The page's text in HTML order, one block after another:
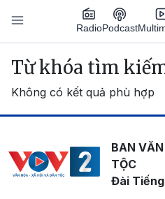
Nhảy đến nội dung
RadioPodcast
Main navigation
Từ khóa tìm
Không có kết quả phù hợp
BAN
TỘC
Đài